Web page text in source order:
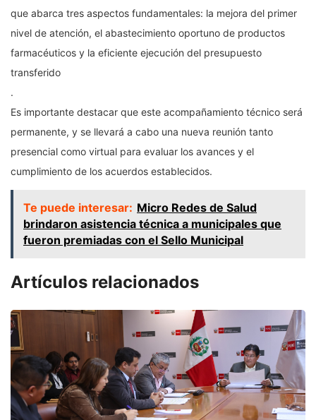
que abarca tres aspectos fundamentales: la mejora del primer
nivel de atención, el abastecimiento oportuno de productos
farmacéuticos y la eficiente ejecución del presupuesto
transferido
.
Es importante destacar que este acompañamiento técnico será
permanente, y se llevará a cabo una nueva reunión tanto
presencial como virtual para evaluar los avances y el
cumplimiento de los acuerdos establecidos.
Te puede interesar: Micro Redes de Salud
brindaron asistencia técnica a municipales que
fueron premiadas con el Sello Municipal
Artículos relacionados